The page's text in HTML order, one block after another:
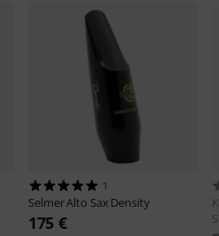
1
SelmerAlto Sax Density
175 €